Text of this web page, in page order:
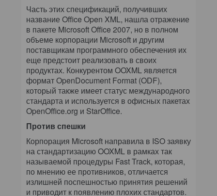
Часть этих спецификаций, получивших
название Office Open XML, нашла отражение
в пакете Microsoft Office 2007, но в полном
объеме корпорации Microsoft и другим
поставщикам программного обеспечения их
еще предстоит реализовать в своих
продуктах. Конкурентом OOXML является
формат OpenDocument Format (ODF),
который также имеет статус международного
стандарта и используется в офисных пакетах
OpenOffice.org и StarOffice.
Против спешки
Корпорация Microsoft направила в ISO заявку
на стандартизацию OOXML в рамках так
называемой процедуры Fast Track, которая,
по мнению ее противников, отличается
излишней поспешностью принятия решений
и приводит к появлению плохих стандартов.